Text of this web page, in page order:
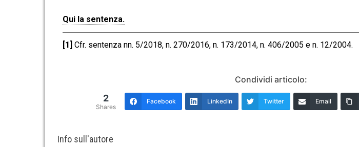
Qui la sentenza.
[1] Cfr. sentenza nn. 5/2018, n. 270/2016, n. 173/2014, n. 406/2005 e n. 12/2004.
Condividi articolo:
2
Shares
Facebook LinkedIn Twitter Email
Info sull'autore